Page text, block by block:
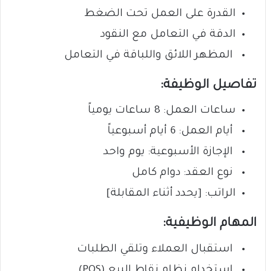
القدرة على العمل تحت الضغط
الدقة في التعامل مع النقود
المظهر اللائق واللباقة في التعامل
تفاصيل الوظيفة:
ساعات العمل: 8 ساعات يومياً
أيام العمل: 6 أيام أسبوعياً
الإجازة الأسبوعية: يوم واحد
نوع العقد: دوام كامل
الراتب: [يحدد أثناء المقابلة]
المهام الوظيفية:
استقبال العملاء وتلقي الطلبات